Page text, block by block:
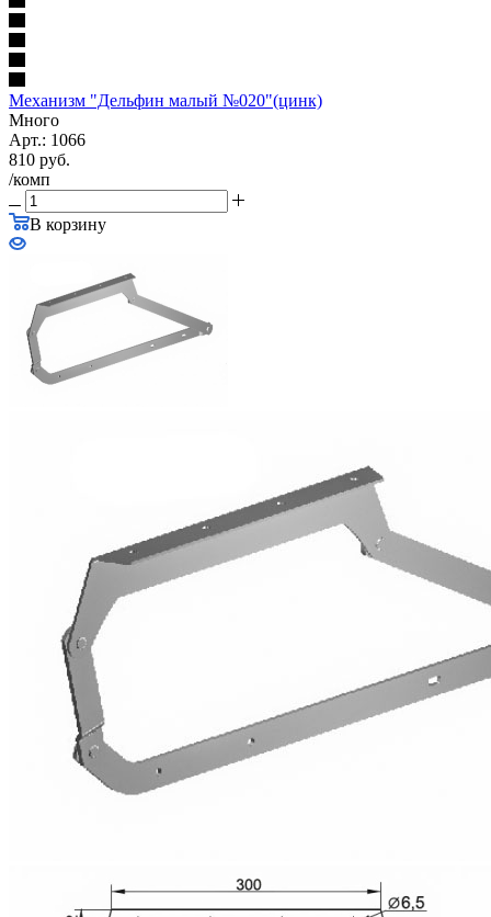
Механизм "Дельфин малый №020"(цинк)
Много
Арт.: 1066
810 руб.
/комп
В корзину